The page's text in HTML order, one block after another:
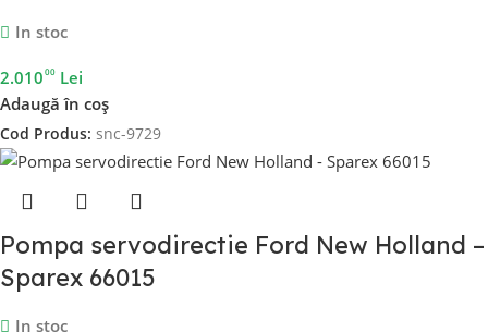
In stoc
2.01000 Lei
Adaugă în coș
Cod Produs: snc-9729
Pompa servodirectie Ford New Holland –
Sparex 66015
In stoc